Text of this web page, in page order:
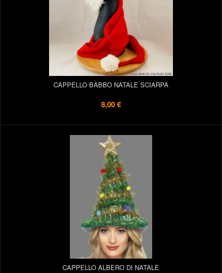
CAPPELLO BABBO NATALE SCIARPA
8,00 €
CAPPELLO ALBERO DI NATALE